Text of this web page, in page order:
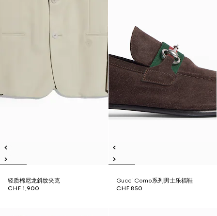
轻质棉尼龙斜纹夹克
CHF 1,900
Gucci Como系列男士乐福鞋
CHF 850